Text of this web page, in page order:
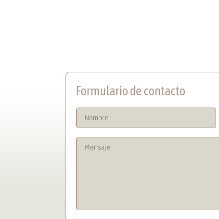
Formulario de contacto